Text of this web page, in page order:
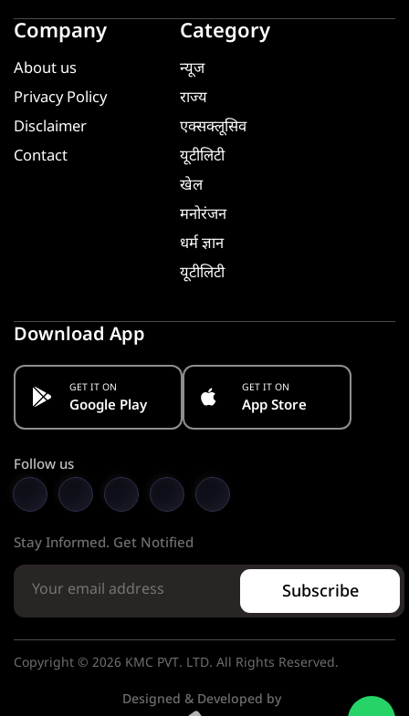
Company
About us
Privacy Policy
Disclaimer
Contact
Category
न्यूज
राज्य
एक्सक्लूसिव
यूटीलिटी
खेल
मनोरंजन
धर्म ज्ञान
यूटीलिटी
Download App
GET IT ON
Google Play
GET IT ON
App Store
Follow us
Stay Informed. Get Notified
Subscribe
Copyright © 2026 KMC PVT. LTD. All Rights Reserved.
Designed & Developed by